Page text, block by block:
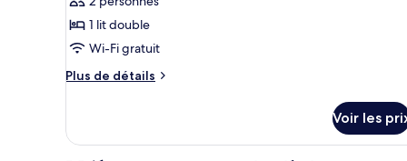
ce
type
de
chambre :
1
1 lit double
Wi-Fi gratuit
Plus de détails
Plus
le
type
Voir les